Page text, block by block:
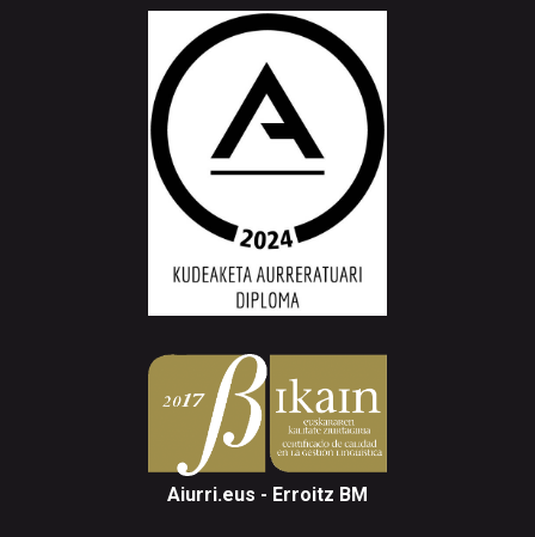
Aiurri.eus - Erroitz BM